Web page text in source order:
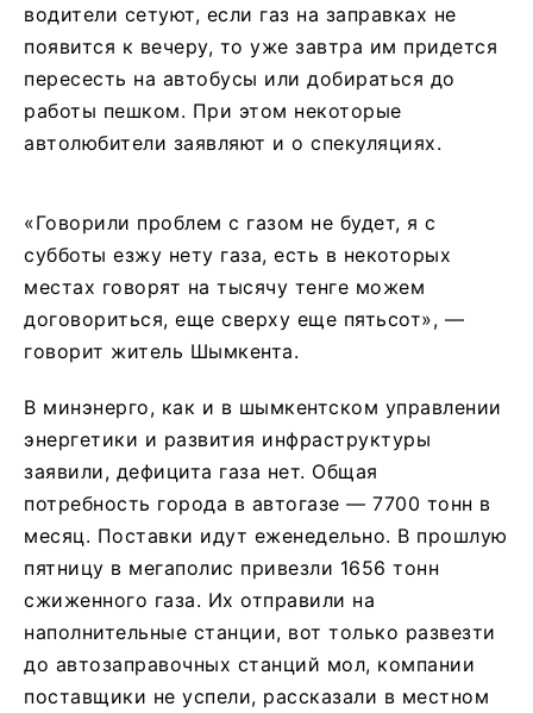
водители сетуют, если газ на заправках не
появится к вечеру, то уже завтра им придется
пересесть на автобусы или добираться до
работы пешком. При этом некоторые
автолюбители заявляют и о спекуляциях.
«Говорили проблем с газом не будет, я с
субботы езжу нету газа, есть в некоторых
местах говорят на тысячу тенге можем
договориться, еще сверху еще пятьсот», —
говорит житель Шымкента.
В минэнерго, как и в шымкентском управлении
энергетики и развития инфраструктуры
заявили, дефицита газа нет. Общая
потребность города в автогазе — 7700 тонн в
месяц. Поставки идут еженедельно. В прошлую
пятницу в мегаполис привезли 1656 тонн
сжиженного газа. Их отправили на
наполнительные станции, вот только развезти
до автозаправочных станций мол, компании
поставщики не успели, рассказали в местном